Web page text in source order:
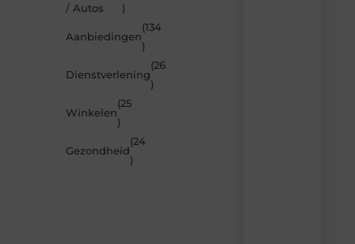
/ Autos
)
Aanbiedingen
(134
)
Dienstverlening
(26
)
Winkelen
(25
)
Gezondheid
(24
)